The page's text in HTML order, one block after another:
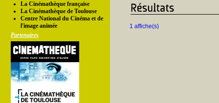
La Cinémathèque française
La Cinémathèque de Toulouse
Centre National du Cinéma et de
l'image animée
Partenaires
1 affiche(s)